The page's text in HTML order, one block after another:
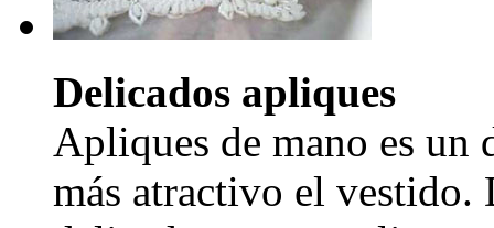
Delicados apliques
Apliques de mano es un
más atractivo el